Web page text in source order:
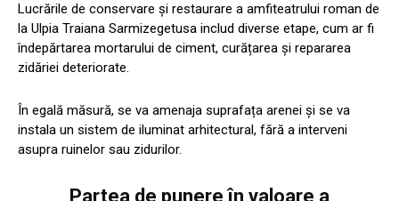
Lucrările de conservare și restaurare a amfiteatrului roman de
la Ulpia Traiana Sarmizegetusa includ diverse etape, cum ar fi
îndepărtarea mortarului de ciment, curățarea și repararea
zidăriei deteriorate.
În egală măsură, se va amenaja suprafața arenei și se va
instala un sistem de iluminat arhitectural, fără a interveni
asupra ruinelor sau zidurilor.
Partea de punere în valoare a